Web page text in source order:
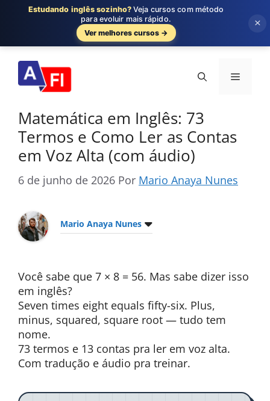
para
conteúdo
Menu
Matemática em Inglês: 73
Termos e Como Ler as Contas
em Voz Alta (com áudio)
6 de junho de 2026 Por Mario Anaya Nunes
Mario Anaya Nunes
Você sabe que 7 × 8 = 56. Mas sabe dizer isso
em inglês?
Seven times eight equals fifty-six. Plus,
minus, squared, square root — tudo tem
nome.
73 termos e 13 contas pra ler em voz alta.
Com tradução e áudio pra treinar.
Estudando inglês sozinho? Veja cursos com método
para evoluir mais rápido.
Ver melhores cursos →
×